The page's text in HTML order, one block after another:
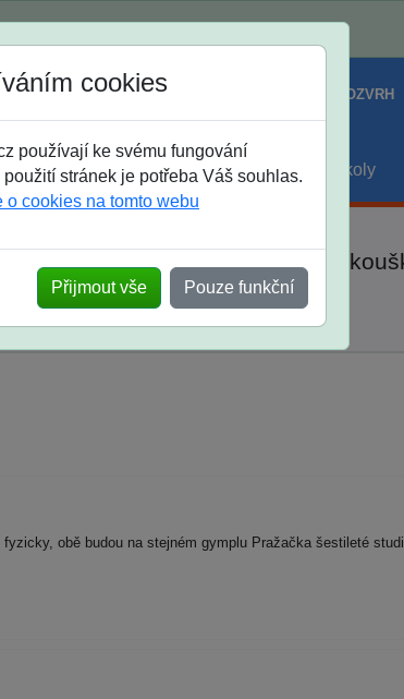
Jak si vybrat ROZVRH
maturanti soutěže prázdniny školy
po skutečných přijímacích
cookies
používají ke svému fungování
stránek je potřeba Váš souhlas.
o cookies na tomto webu
Přijmout vše Pouze funkční
obě budou na stejném gymplu Pražačka šestileté